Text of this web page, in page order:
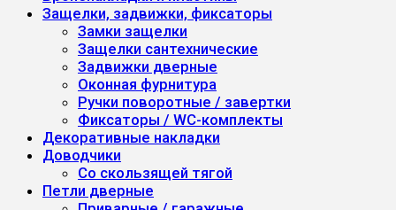
Защелки, задвижки, фиксаторы
Замки защелки
Защелки сантехнические
Задвижки дверные
Оконная фурнитура
Ручки поворотные / завертки
Фиксаторы / WC-комплекты
Декоративные накладки
Доводчики
Со скользящей тягой
Петли дверные